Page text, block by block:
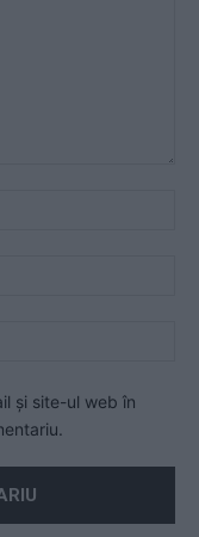
și site-ul web în